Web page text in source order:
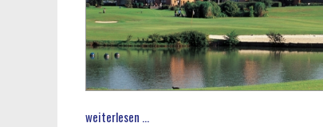
weiterlesen ...